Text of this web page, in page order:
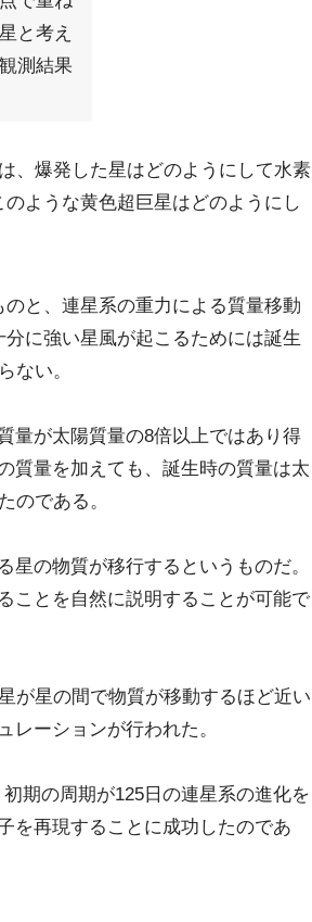
と考え
測結果
、爆発した星はどのようにして水素
ような黄色超巨星はどのようにし
と、連星系の重力による質量移動
に強い星風が起こるためには誕生
ない。
量が太陽質量の8倍以上ではあり得
質量を加えても、誕生時の質量は太
のである。
の物質が移行するというものだ。
ことを自然に説明することが可能で
が星の間で物質が移動するほど近い
レーションが行われた。
期の周期が125日の連星系の進化を
を再現することに成功したのであ